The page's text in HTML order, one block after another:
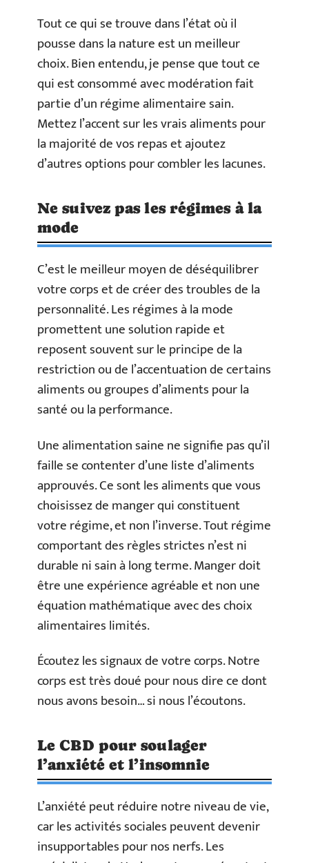
Tout ce qui se trouve dans l’état où il
pousse dans la nature est un meilleur
choix. Bien entendu, je pense que tout ce
qui est consommé avec modération fait
partie d’un régime alimentaire sain.
Mettez l’accent sur les vrais aliments pour
la majorité de vos repas et ajoutez
d’autres options pour combler les lacunes.
Ne suivez pas les régimes à la
mode
C’est le meilleur moyen de déséquilibrer
votre corps et de créer des troubles de la
personnalité. Les régimes à la mode
promettent une solution rapide et
reposent souvent sur le principe de la
restriction ou de l’accentuation de certains
aliments ou groupes d’aliments pour la
santé ou la performance.
Une alimentation saine ne signifie pas qu’il
faille se contenter d’une liste d’aliments
approuvés. Ce sont les aliments que vous
choisissez de manger qui constituent
votre régime, et non l’inverse. Tout régime
comportant des règles strictes n’est ni
durable ni sain à long terme. Manger doit
être une expérience agréable et non une
équation mathématique avec des choix
alimentaires limités.
Écoutez les signaux de votre corps. Notre
corps est très doué pour nous dire ce dont
nous avons besoin… si nous l’écoutons.
Le CBD pour soulager
l’anxiété et l’insomnie
L’anxiété peut réduire notre niveau de vie,
car les activités sociales peuvent devenir
insupportables pour nos nerfs. Les